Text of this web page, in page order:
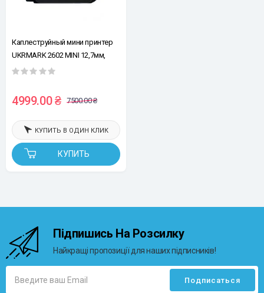
Каплеструйный мини принтер
UKRMARK 2602 MINI 12,7мм,
чорный
4999.00 ₴ 7500.00 ₴
КУПИТЬ
КУПИТЬ В ОДИН КЛИК
Підпишись На Розсилку
Найкращі пропозиції для наших підписників!